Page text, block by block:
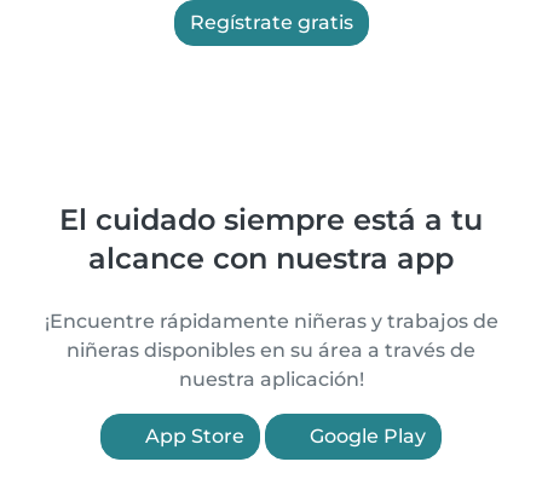
Regístrate gratis
El cuidado siempre está a tu
alcance con nuestra app
¡Encuentre rápidamente niñeras y trabajos de
niñeras disponibles en su área a través de
nuestra aplicación!
App Store Google Play